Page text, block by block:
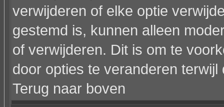
verwijderen of elke optie
gestemd is, kunnen alleen
of verwijderen. Dit is om te
door opties te veranderen terwijl
Terug naar boven